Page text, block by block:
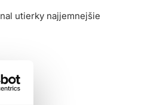
utierky najjemnejšie